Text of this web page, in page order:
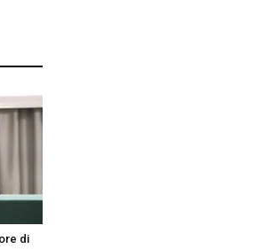
di